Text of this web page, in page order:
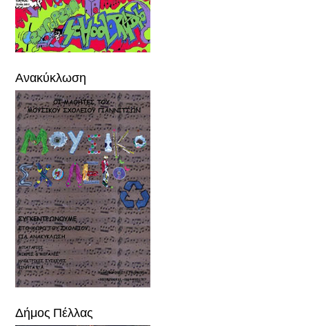
Ανακύκλωση
Δήμος Πέλλας